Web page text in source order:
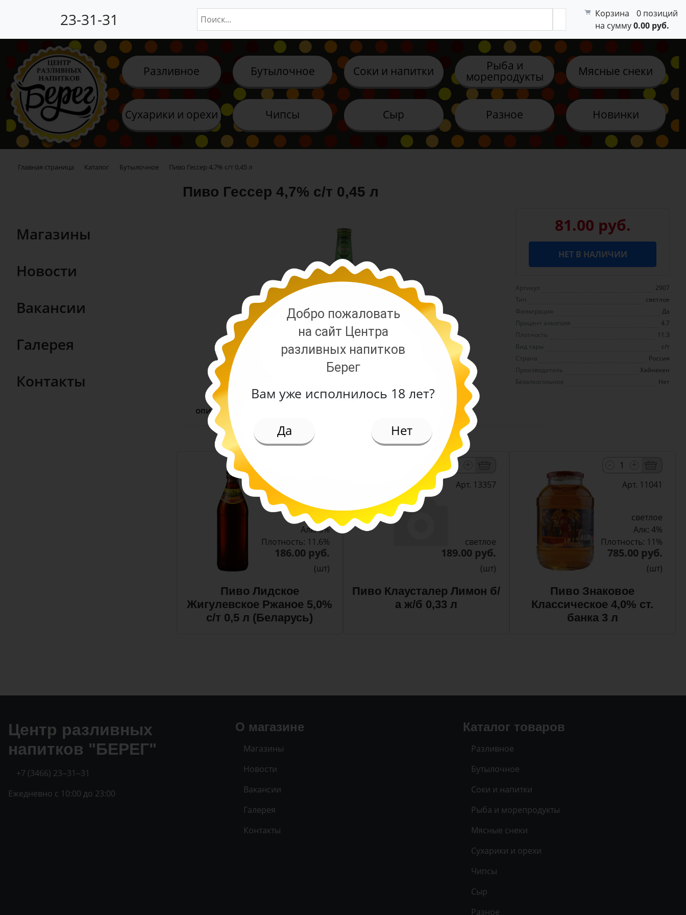
23-31-31 Корзина
0 позиций
на сумму0.00 руб.
Разливное Бутылочное Соки и напитки Рыба и
морепродукты Мясные снеки
Сухарики и орехи Чипсы Сыр Разное Новинки
Главная страница Каталог Бутылочное Пиво Гессер 4,7% с/т 0,45 л
Магазины
Новости
Вакансии
Галерея
Контакты
Пиво Гессер 4,7% с/т 0,45 л
81.00 руб.
НЕТ В НАЛИЧИИ
Артикул
2907
Тип
светлое
Фильтрация
Да
Процент алкоголя
4.7
Плотность
11.3
Вид тары
с/т
Страна
Россия
Производитель
Хайнекен
Безалкогольное
Нет
ОПИСАНИЕ
темное
Алк: 5%
Плотность: 11.6%
186.00 руб.
(шт)
Пиво Лидское
Жигулевское Ржаное 5,0%
с/т 0,5 л (Беларусь)
Арт. 13357
светлое
189.00 руб.
(шт)
Пиво Клаусталер Лимон б/
а ж/б 0,33 л
Арт. 11041
светлое
Алк: 4%
Плотность: 11%
785.00 руб.
(шт)
Пиво Знаковое
Классическое 4,0% ст.
банка 3 л
О магазине
Магазины
Новости
Вакансии
Галерея
Контакты
Каталог товаров
Разливное
Бутылочное
Соки и напитки
Рыба и морепродукты
Мясные снеки
Сухарики и орехи
Чипсы
Сыр
Разное
Центр разливных
напитков "БЕРЕГ"
+7 (3466) 23‒31‒31
Ежедневно с 10:00 до 23:00
Добро пожаловать
на сайт Центра
разливных напитков
Берег
Вам уже исполнилось 18 лет?
Да Нет